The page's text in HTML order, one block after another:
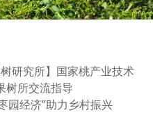
研究所】国家桃产业技术
树所交流指导
园经济”助力乡村振兴